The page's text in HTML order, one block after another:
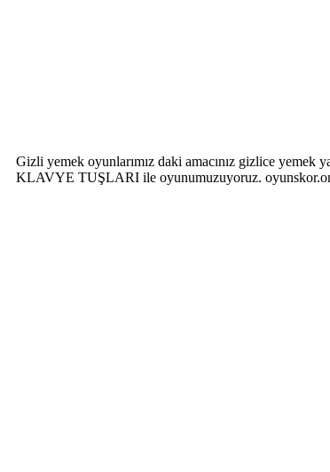
Gizli yemek oyunlarımız daki amacınız gizlice yemek
KLAVYE TUŞLARI ile oyunumuzuyoruz.